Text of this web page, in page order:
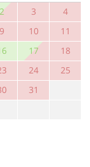
2 3 4
9 10 11
17 18
24 25
31